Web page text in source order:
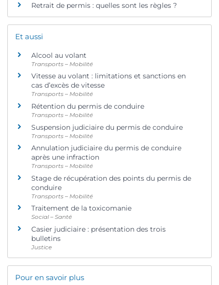
Retrait de permis : quelles sont les règles ?
Et aussi
Alcool au volant
Transports – Mobilité
Vitesse au volant : limitations et sanctions en
cas d’excès de vitesse
Transports – Mobilité
Rétention du permis de conduire
Transports – Mobilité
Suspension judiciaire du permis de conduire
Transports – Mobilité
Annulation judiciaire du permis de conduire
après une infraction
Transports – Mobilité
Stage de récupération des points du permis de
conduire
Transports – Mobilité
Traitement de la toxicomanie
Social – Santé
Casier judiciaire : présentation des trois
bulletins
Justice
Pour en savoir plus